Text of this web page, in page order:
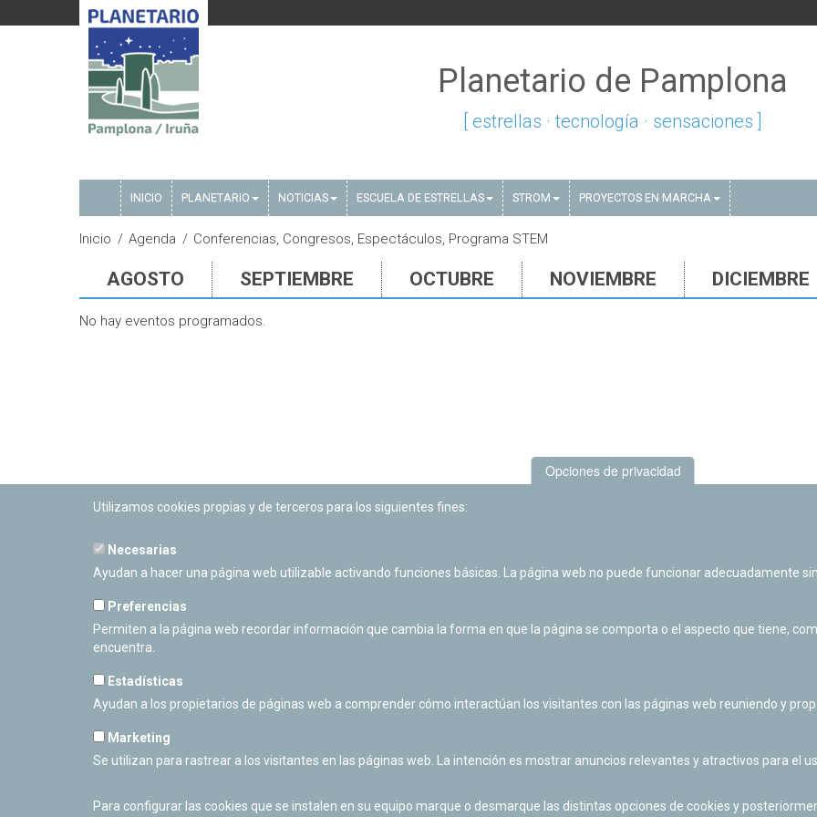
Planetario de Pamplona
[ estrellas · tecnología · sensaciones ]
INICIO PLANETARIO NOTICIAS ESCUELA DE ESTRELLAS STROM PROYECTOS EN MARCHA
Inicio Agenda Conferencias, Congresos, Espectáculos, Programa STEM
AGOSTO SEPTIEMBRE OCTUBRE NOVIEMBRE DICIEMBRE
No hay eventos programados.
PLANETARIO DE PAMPLONA
Calle Sancho RamÃ­rez, s/n
Cerrado Temporalmente
Opciones de privacidad
Utilizamos cookies propias y de terceros para los siguientes fines:
Necesarias
Ayudan a hacer una página web utilizable activando funciones básicas. La página web no puede funcionar adecuadamente
Preferencias
Permiten a la página web recordar información que cambia la forma en que la página se comporta o el aspecto que tiene,
encuentra.
Estadísticas
Ayudan a los propietarios de páginas web a comprender cómo interactúan los visitantes con las páginas web reuniendo y
Marketing
Se utilizan para rastrear a los visitantes en las páginas web. La intención es mostrar anuncios relevantes y atractivos para el
Para configurar las cookies que se instalen en su equipo marque o desmarque las distintas opciones de cookies y